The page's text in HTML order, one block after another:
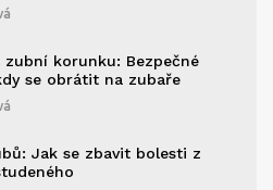
zubní korunku: Bezpečné
se obrátit na zubaře
Jak se zbavit bolesti z